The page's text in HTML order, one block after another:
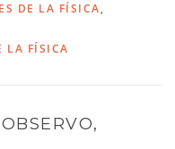
DE LA FÍSICA,
LA FÍSICA
OBSERVO,